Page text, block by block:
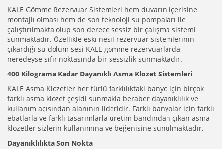
KALE Gömme Rezervuar Sistemleri hem duvarın içerisine
montajlı olması hem de son teknoloji su pompaları ile
çalıştırılmakta olup son derece sessiz bir çalışma sistemi
sunmaktadır. Özellikle eski nesil rezervuar sistemlerinin
çıkardığı su dolum sesi KALE gömme rezervuarlarda
neredeyse sıfır noktasında bir sessizlik sunmaktadır.
400 Kilograma Kadar Dayanıklı Asma Klozet Sistemleri
KALE Asma Klozetler her türlü farklılıktaki banyo için birçok
farklı asma klozet çeşidi sunmakla beraber dayanıklılık ve
kullanım açısından alanının lideridir. Farklı banyolar için farklı
ebatlarla ve farklı tasarımlarla üretim bandından çıkan asma
klozetler sizlerin kullanımına ve beğenisine sunulmaktadır.
Dayanıklılıkta Son Nokta